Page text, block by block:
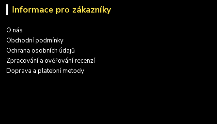
Informace pro zákazníky
O nás
Obchodní podmínky
Ochrana osobních údajů
Zpracování a ověřování recenzí
Doprava a platební metody